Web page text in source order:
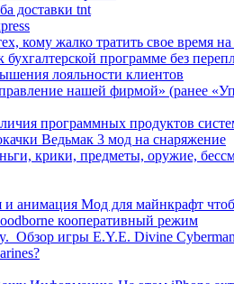
доставки tnt
кому жалко тратить свое время
программе без
лояльности клиентов
нашей фирмой» (ранее
программных продуктов
Ведьмак 3 мод на снаряжение
крики, предметы, оружие,
анимация Мод для майнкрафт
кооперативный режим
Обзор игры E.Y.E. Divine